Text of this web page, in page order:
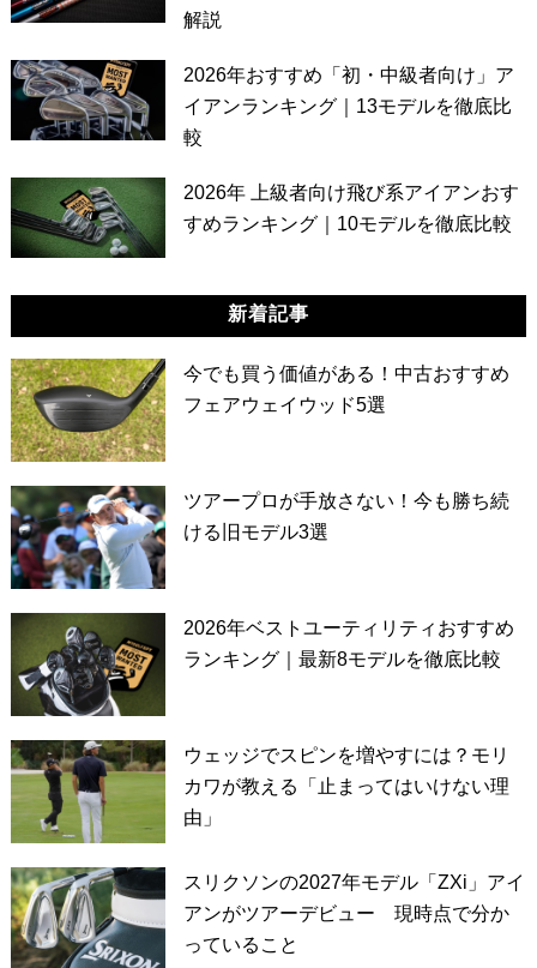
解説
2026年おすすめ「初・中級者向け」ア
イアンランキング｜13モデルを徹底比
較
2026年 上級者向け飛び系アイアンおす
すめランキング｜10モデルを徹底比較
新着記事
今でも買う価値がある！中古おすすめ
フェアウェイウッド5選
ツアープロが手放さない！今も勝ち続
ける旧モデル3選
2026年ベストユーティリティおすすめ
ランキング｜最新8モデルを徹底比較
ウェッジでスピンを増やすには？モリ
カワが教える「止まってはいけない理
由」
スリクソンの2027年モデル「ZXi」アイ
アンがツアーデビュー 現時点で分か
っていること